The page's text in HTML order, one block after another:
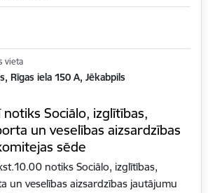
vieta
Rīgas iela 150 A, Jēkabpils
Sociālo, izglītības,
un veselības aizsardzības
sēde
notiks Sociālo, izglītības,
un veselības aizsardzības jautājumu